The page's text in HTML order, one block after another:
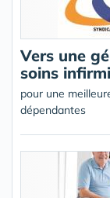
Vers une
soins
pour une
dépendantes